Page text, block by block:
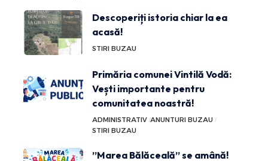
Descoperiți istoria chiar la ea
acasă!
STIRI BUZAU
Primăria comunei Vintilă Vodă:
Vești importante pentru
comunitatea noastră!
ADMINISTRATIV ANUNTURI BUZAU
STIRI BUZAU
”Marea Bălăceală” se amână!